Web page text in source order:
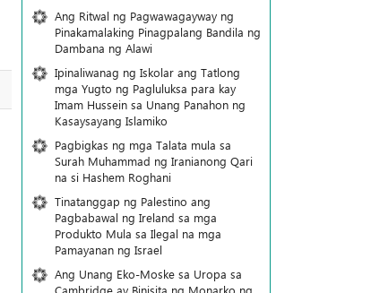
Ang Ritwal ng Pagwawagayway ng
Pinakamalaking Pinagpalang Bandila ng
Dambana ng Alawi
Ipinaliwanag ng Iskolar ang Tatlong
mga Yugto ng Pagluluksa para kay
Imam Hussein sa Unang Panahon ng
Kasaysayang Islamiko
Pagbigkas ng mga Talata mula sa
Surah Muhammad ng Iranianong Qari
na si Hashem Roghani
Tinatanggap ng Palestino ang
Pagbabawal ng Ireland sa mga
Produkto Mula sa Ilegal na mga
Pamayanan ng Israel
Ang Unang Eko-Moske sa Uropa sa
Cambridge ay Binisita ng Monarko ng